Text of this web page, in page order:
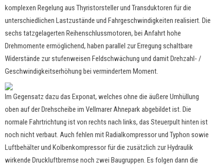
komplexen Regelung aus Thyristorsteller und Transduktoren für die
unterschiedlichen Lastzustände und Fahrgeschwindigkeiten realisiert. Die
sechs tatzgelagerten Reihenschlussmotoren, bei Anfahrt hohe
Drehmomente ermöglichend, haben parallel zur Erregung schaltbare
Widerstände zur stufenweisen Feldschwächung und damit Drehzahl- /
Geschwindigkeitserhöhung bei vermindertem Moment.
Im Gegensatz dazu das Exponat, welches ohne die äußere Umhüllung
oben auf der Drehscheibe im Vellmarer Ahnepark abgebildet ist. Die
normale Fahrtrichtung ist von rechts nach links, das Steuerpult hinten ist
noch nicht verbaut. Auch fehlen mit Radialkompressor und Typhon sowie
Luftbehälter und Kolbenkompressor für die zusätzlich zur Hydraulik
wirkende Druckluftbremse noch zwei Baugruppen. Es folgen dann die